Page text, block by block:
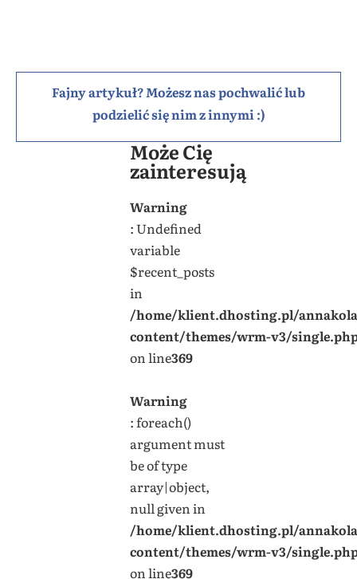
Fajny artykuł? Możesz nas pochwalić lub
podzielić się nim z innymi :)
Może Cię
zainteresują
Warning
: Undefined
variable
$recent_posts
in
/home/klient.dhosting.pl/
content/themes/wrm-v3/
on line369
Warning
: foreach()
argument must
be of type
array|object,
null given in
/home/klient.dhosting.pl/
content/themes/wrm-v3/
on line369